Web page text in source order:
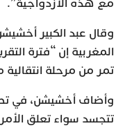
مع هذه الازدواجية”.
وقال عبد الكبير
المغربية إن “فترة
تمر من مرحلة
وأضاف أخشيشن، في
تتجسد سواء تعلق